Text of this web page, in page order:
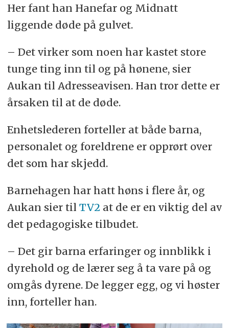
Her fant han Hanefar og Midnatt
liggende døde på gulvet.
– Det virker som noen har kastet store
tunge ting inn til og på hønene, sier
Aukan til Adresseavisen. Han tror dette er
årsaken til at de døde.
Enhetslederen forteller at både barna,
personalet og foreldrene er opprørt over
det som har skjedd.
Barnehagen har hatt høns i flere år, og
Aukan sier til TV2at de er en viktig del av
det pedagogiske tilbudet.
– Det gir barna erfaringer og innblikk i
dyrehold og de lærer seg å ta vare på og
omgås dyrene. De legger egg, og vi høster
inn, forteller han.